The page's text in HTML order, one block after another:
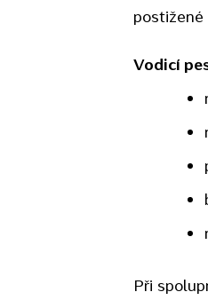
Vodicí
Při